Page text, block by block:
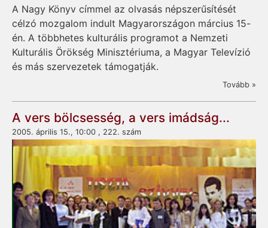
A Nagy Könyv címmel az olvasás népszerűsítését
célzó mozgalom indult Magyarországon március 15-
én. A többhetes kulturális programot a Nemzeti
Kulturális Örökség Minisztériuma, a Magyar Televízió
és más szervezetek támogatják.
Tovább »
A vers bölcsesség, a vers imádság...
2005. április 15., 10:00 , 222. szám